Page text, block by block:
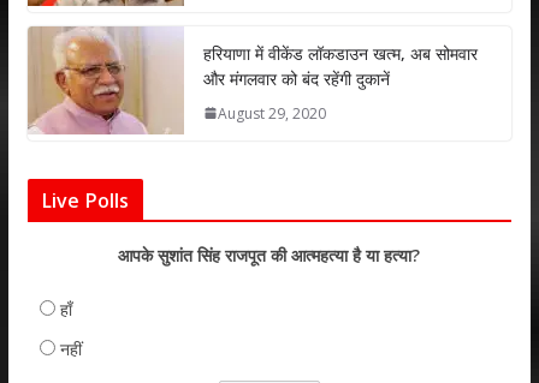
हरियाणा में वीकेंड लॉकडाउन खत्म, अब सोमवार
और मंगलवार को बंद रहेंगी दुकानें
August 29, 2020
Live Polls
आपके सुशांत सिंह राजपूत की आत्महत्या है या हत्या?
हाँ
नहीं